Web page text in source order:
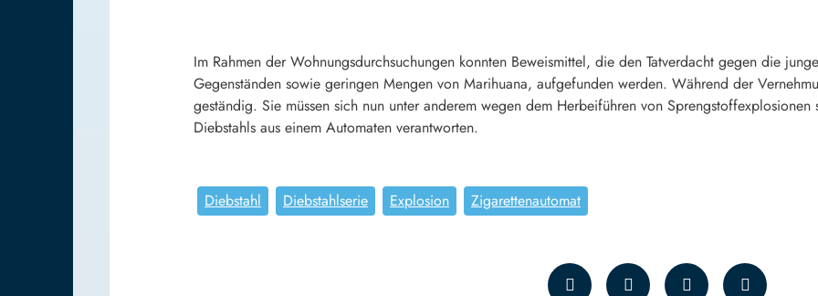
Im Rahmen der Wohnungsdurchsuchungen konnten Beweismittel, die den Tatverdacht gegen die
Gegenständen sowie geringen Mengen von Marihuana, aufgefunden werden. Während der
geständig. Sie müssen sich nun unter anderem wegen dem Herbeiführen von
Diebstahls aus einem Automaten verantworten.
Diebstahl Diebstahlserie Explosion Zigarettenautomat